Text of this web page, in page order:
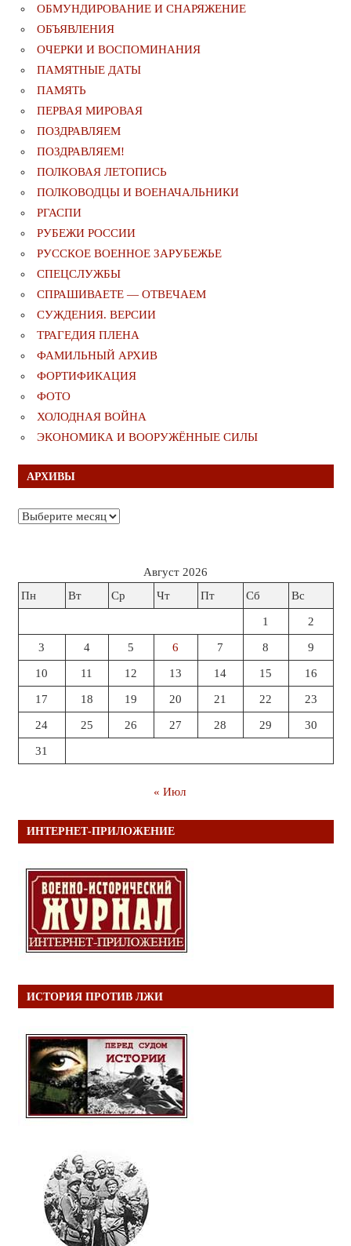
ОБМУНДИРОВАНИЕ И СНАРЯЖЕНИЕ
ОБЪЯВЛЕНИЯ
ОЧЕРКИ И ВОСПОМИНАНИЯ
ПАМЯТНЫЕ ДАТЫ
ПАМЯТЬ
ПЕРВАЯ МИРОВАЯ
ПОЗДРАВЛЯЕМ
ПОЗДРАВЛЯЕМ!
ПОЛКОВАЯ ЛЕТОПИСЬ
ПОЛКОВОДЦЫ И ВОЕНАЧАЛЬНИКИ
РГАСПИ
РУБЕЖИ РОССИИ
РУССКОЕ ВОЕННОЕ ЗАРУБЕЖЬЕ
СПЕЦСЛУЖБЫ
СПРАШИВАЕТЕ — ОТВЕЧАЕМ
СУЖДЕНИЯ. ВЕРСИИ
ТРАГЕДИЯ ПЛЕНА
ФАМИЛЬНЫЙ АРХИВ
ФОРТИФИКАЦИЯ
ФОТО
ХОЛОДНАЯ ВОЙНА
ЭКОНОМИКА И ВООРУЖЁННЫЕ СИЛЫ
АРХИВЫ
Архивы
Август 2026
Пн
Вт Ср Чт Пт Сб Вс
1 2
3 4 5 6 7 8 9
10 11 12 13 14 15 16
17 18 19 20 21 22 23
24 25 26 27 28 29 30
31
« Июл
ИНТЕРНЕТ-ПРИЛОЖЕНИЕ
ИСТОРИЯ ПРОТИВ ЛЖИ